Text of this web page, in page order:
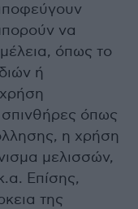
να
όπως το
ή
όπως
η χρήση
μελισσών,
Επίσης,
της